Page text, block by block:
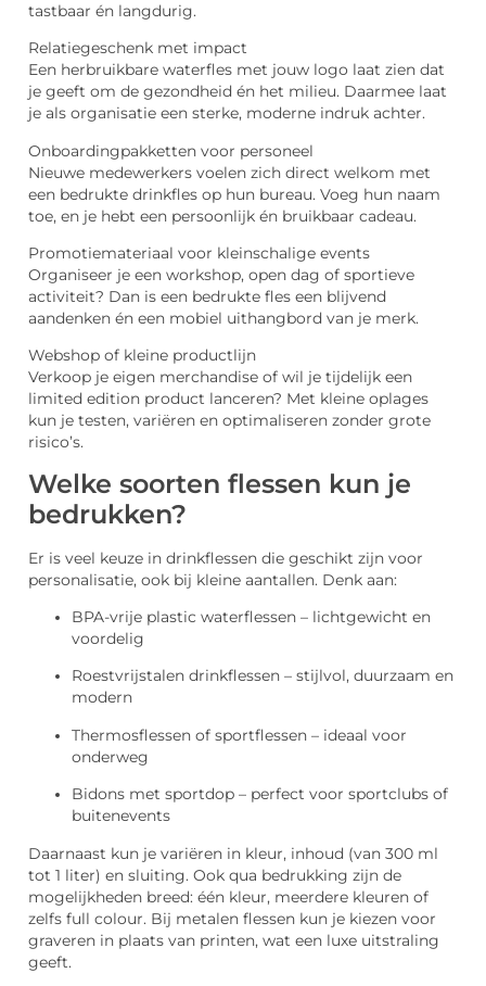
tastbaar én langdurig.
Relatiegeschenk met impact
Een herbruikbare waterfles met jouw logo laat zien dat
je geeft om de gezondheid én het milieu. Daarmee laat
je als organisatie een sterke, moderne indruk achter.
Onboardingpakketten voor personeel
Nieuwe medewerkers voelen zich direct welkom met
een bedrukte drinkfles op hun bureau. Voeg hun naam
toe, en je hebt een persoonlijk én bruikbaar cadeau.
Promotiemateriaal voor kleinschalige events
Organiseer je een workshop, open dag of sportieve
activiteit? Dan is een bedrukte fles een blijvend
aandenken én een mobiel uithangbord van je merk.
Webshop of kleine productlijn
Verkoop je eigen merchandise of wil je tijdelijk een
limited edition product lanceren? Met kleine oplages
kun je testen, variëren en optimaliseren zonder grote
risico’s.
Welke soorten flessen kun je
bedrukken?
Er is veel keuze in drinkflessen die geschikt zijn voor
personalisatie, ook bij kleine aantallen. Denk aan:
BPA-vrije plastic waterflessen – lichtgewicht en
voordelig
Roestvrijstalen drinkflessen – stijlvol, duurzaam en
modern
Thermosflessen of sportflessen – ideaal voor
onderweg
Bidons met sportdop – perfect voor sportclubs of
buitenevents
Daarnaast kun je variëren in kleur, inhoud (van 300 ml
tot 1 liter) en sluiting. Ook qua bedrukking zijn de
mogelijkheden breed: één kleur, meerdere kleuren of
zelfs full colour. Bij metalen flessen kun je kiezen voor
graveren in plaats van printen, wat een luxe uitstraling
geeft.